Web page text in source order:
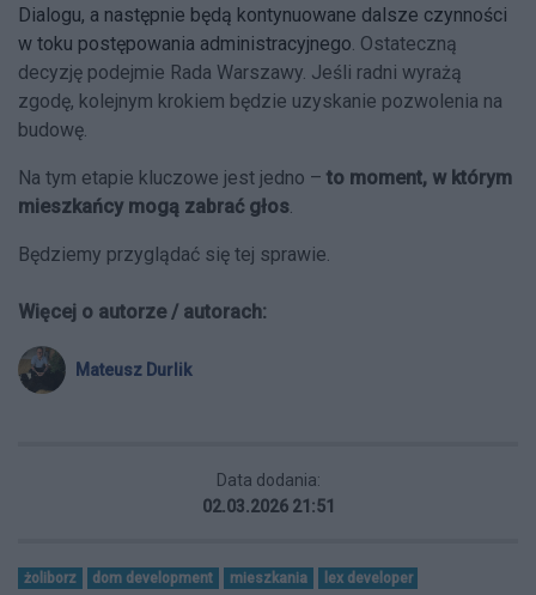
Dialogu, a następnie będą kontynuowane dalsze czynności
w toku postępowania administracyjnego. Ostateczną
decyzję podejmie Rada Warszawy. Jeśli radni wyrażą
zgodę, kolejnym krokiem będzie uzyskanie pozwolenia na
budowę.
Na tym etapie kluczowe jest jedno – to moment, w którym
mieszkańcy mogą zabrać głos.
Będziemy przyglądać się tej sprawie.
Więcej o autorze / autorach:
Mateusz Durlik
Data dodania:
02.03.2026 21:51
żoliborz dom development mieszkania lex developer